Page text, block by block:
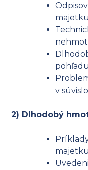
majetku
v
2) Dlhodobý
majetku